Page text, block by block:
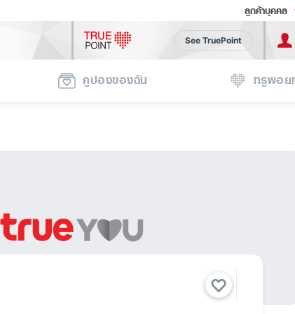
ลูกค้าบุคคล
See TruePoint
คูปองของฉัน ทรูพอย